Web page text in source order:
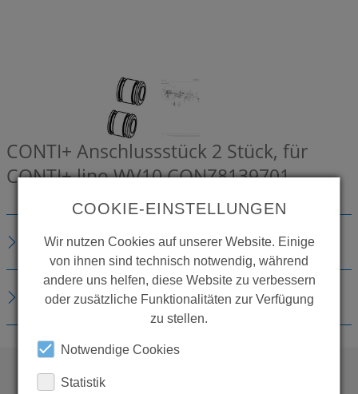
CONTI+ Anschlussstück 2 Stück, für
CONTI+ lino WV10CONZ8139701
BESCHREIBUNG
DOWNLOADS
COOKIE-EINSTELLUNGEN
Wir nutzen Cookies auf unserer Website. Einige
von ihnen sind technisch notwendig, während
andere uns helfen, diese Website zu verbessern
oder zusätzliche Funktionalitäten zur Verfügung
zu stellen.
Notwendige Cookies
Statistik